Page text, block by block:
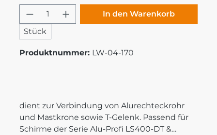
Produkt Anzahl: Gib den
Stück
In den Warenkorb
Produktnummer: LW-04-170
dient zur Verbindung von Alurechteckrohr
und Mastkrone sowie T-Gelenk. Passend für
Schirme der Serie Alu-Profi LS400-DT &…